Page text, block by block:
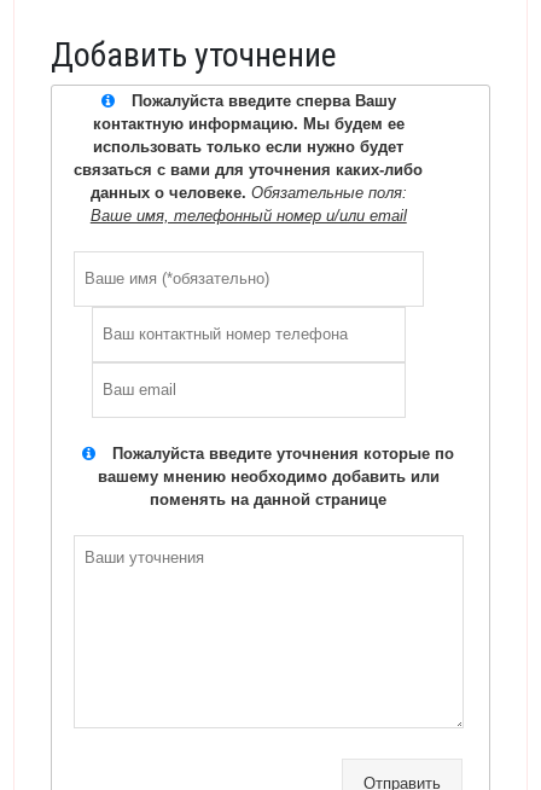
Добавить уточнение
Пожалуйста введите сперва Вашу
контактную информацию. Мы будем ее
использовать только если нужно будет
связаться с вами для уточнения каких-либо
данных о человеке. Обязательные поля:
Ваше имя, телефонный номер и/или email
Пожалуйста введите уточнения которые по
вашему мнению необходимо добавить или
поменять на данной странице
Отправить